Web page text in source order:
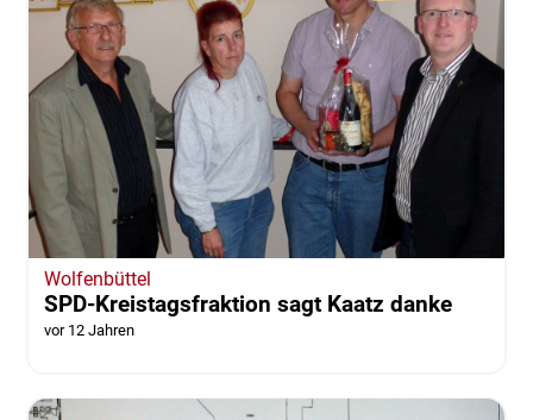
Wolfenbüttel
SPD-Kreistagsfraktion sagt Kaatz danke
vor 12 Jahren